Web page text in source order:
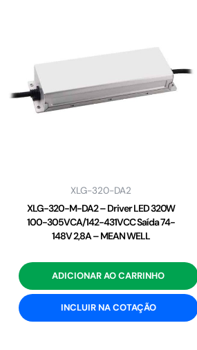
XLG-320-DA2
XLG-320-M-DA2 – Driver LED 320W
100-305VCA/142-431VCC Saída 74-
148V 2,8A – MEAN WELL
ADICIONAR AO CARRINHO
INCLUIR NA COTAÇÃO